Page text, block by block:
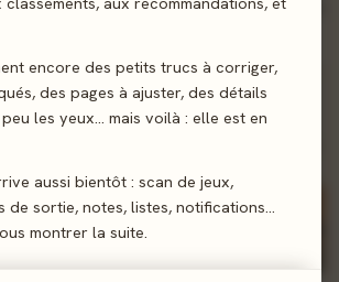
encore des petits trucs à corriger,
des pages à ajuster, des détails
les yeux… mais voilà : elle est en
aussi bientôt : scan de jeux,
de sortie, notes, listes, notifications…
montrer la suite.
Déluge de Dragons
août